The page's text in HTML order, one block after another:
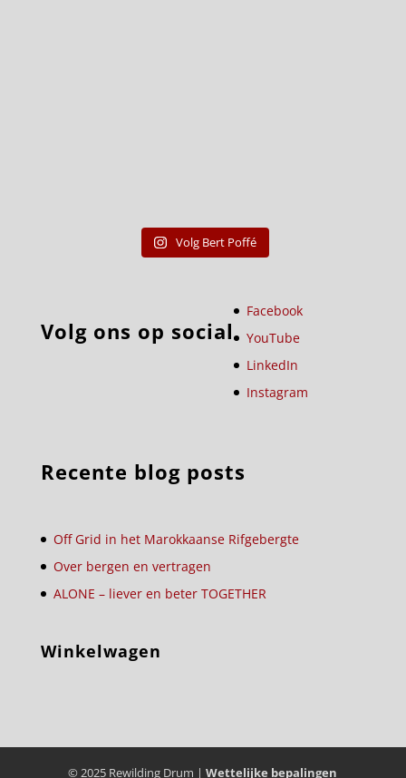
Volg Bert Poffé
Volg ons op social
Facebook
YouTube
LinkedIn
Instagram
Recente blog posts
Off Grid in het Marokkaanse Rifgebergte
Over bergen en vertragen
ALONE – liever en beter TOGETHER
Winkelwagen
© 2025 Rewilding Drum |Wettelijke bepalingen